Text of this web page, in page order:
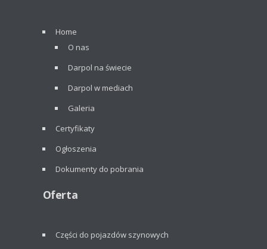
Home
O nas
Darpol na świecie
Darpol w mediach
Galeria
Certyfikaty
Ogłoszenia
Dokumenty do pobrania
Oferta
Części do pojazdów szynowych